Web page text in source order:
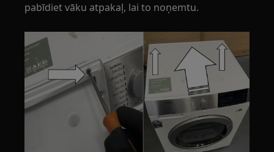
pabīdiet vāku atpakaļ, lai to noņemtu.